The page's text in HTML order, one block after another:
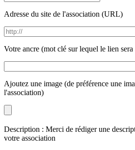
Adresse du site de l'association (URL)
Votre ancre (mot clé sur lequel le lien
Ajoutez une image (de préférence une
l'association)
Description : Merci de rédiger une
votre association